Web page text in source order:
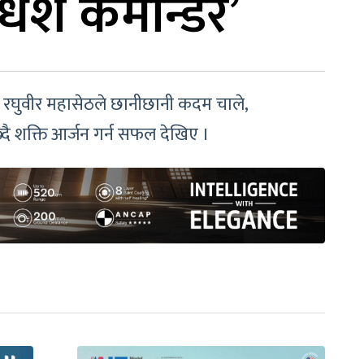
महासेठले छानीछानी कदम चाले,
शक्ति आर्जन गर्न सफल देखिए ।